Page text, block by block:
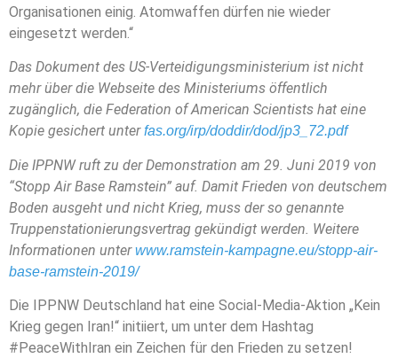
Organisationen einig. Atomwaffen dürfen nie wieder
eingesetzt werden.“
Das Dokument des US-Verteidigungsministerium ist nicht
mehr über die Webseite des Ministeriums öffentlich
zugänglich, die Federation of American Scientists hat eine
Kopie gesichert unterfas.org/irp/doddir/dod/jp3_72.pdf
Die IPPNW ruft zu der Demonstration am 29. Juni 2019 von
“Stopp Air Base Ramstein” auf. Damit Frieden von deutschem
Boden ausgeht und nicht Krieg, muss der so genannte
Truppenstationierungsvertrag gekündigt werden. Weitere
Informationen unterwww.ramstein-kampagne.eu/stopp-air-
base-ramstein-2019/
Die IPPNW Deutschland hat eine Social-Media-Aktion „Kein
Krieg gegen Iran!“ initiiert, um unter dem Hashtag
#PeaceWithIran ein Zeichen für den Frieden zu setzen!